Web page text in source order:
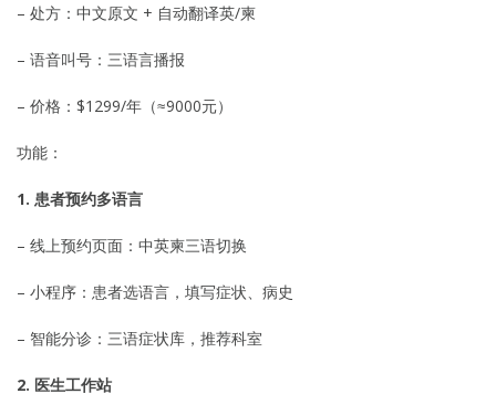
– 处方：中文原文 + 自动翻译英/柬
– 语音叫号：三语言播报
– 价格：$1299/年（≈9000元）
功能：
1. 患者预约多语言
– 线上预约页面：中英柬三语切换
– 小程序：患者选语言，填写症状、病史
– 智能分诊：三语症状库，推荐科室
2. 医生工作站